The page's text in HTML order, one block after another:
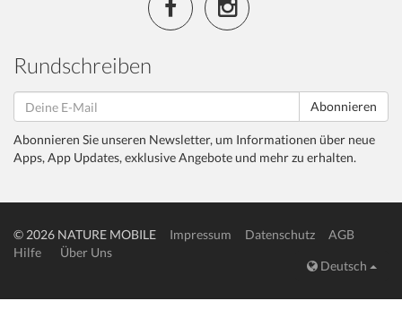
Rundschreiben
Abonnieren
Abonnieren Sie unseren Newsletter, um Informationen über neue
Apps, App Updates, exklusive Angebote und mehr zu erhalten.
© 2026 NATURE MOBILE Impressum Datenschutz
AGB
Hilfe
Über Uns
Deutsch